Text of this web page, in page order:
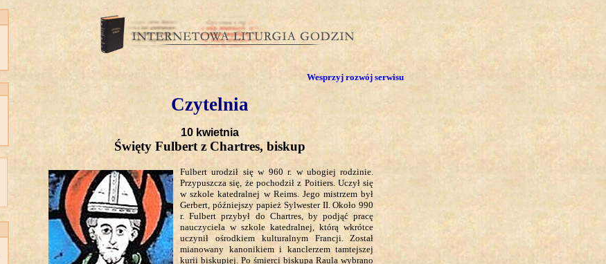
Wesprzyj rozwój serwisu
Czytelnia
10 kwietnia
Święty Fulbert z Chartres, biskup
Fulbert urodził się w 960 r. w ubogiej rodzinie.
Przypuszcza się, że pochodził z Poitiers. Uczył się
w szkole katedralnej w Reims. Jego mistrzem był
Gerbert, późniejszy papież Sylwester II. Około 990
r. Fulbert przybył do Chartres, by podjąć pracę
nauczyciela w szkole katedralnej, którą wkrótce
uczynił ośrodkiem kulturalnym Francji. Został
mianowany kanonikiem i kanclerzem tamtejszej
kurii biskupiej. Po śmierci biskupa Raula wybrano